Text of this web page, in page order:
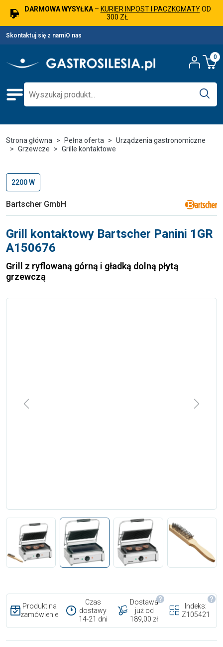
DARMOWA WYSYŁKA– KURIER INPOST I PACZKOMATYOD
300 ZŁ
Skontaktuj się z namiO nas
0
Strona główna Pełna oferta
Urządzenia gastronomiczne
Grzewcze
Grille kontaktowe
2200 W
Bartscher GmbH
Grill kontaktowy Bartscher Panini 1GR
A150676
Grill z ryflowaną górną i gładką dolną płytą
grzewczą
Previous Next
Produkt na
zamówienie
Czas
dostawy
14-21 dni
Dostawa
już od
189,00 zł
Indeks:
Z105421